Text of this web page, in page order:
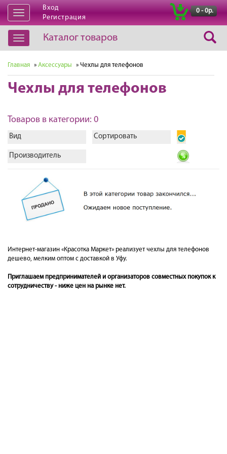
Открыть
навигацию
Вход
Регистрация
0 - 0р.
Открыть
навигацию
Каталог товаров
Главная » Аксессуары » Чехлы для телефонов
Чехлы для телефонов
Товаров в категории: 0
Вид Сортировать
Производитель
Интернет-магазин «Красотка Маркет» реализует чехлы для телефонов
дешево, мелким оптом с доставкой в Уфу.
Приглашаем предпринимателей и организаторов совместных покупок к
сотрудничеству - ниже цен на рынке нет.